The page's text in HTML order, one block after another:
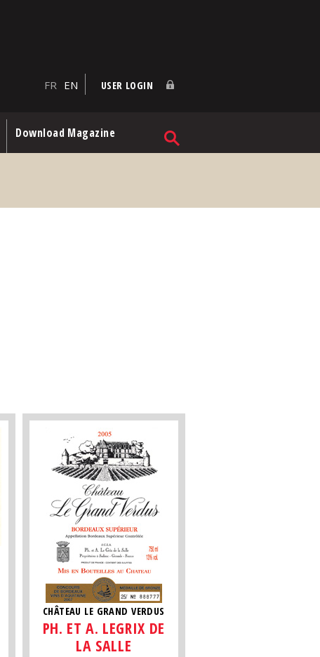
FR EN USER LOGIN
Download Magazine
CHÂTEAU LE GRAND VERDUS
PH. ET A. LEGRIX DE
LA SALLE